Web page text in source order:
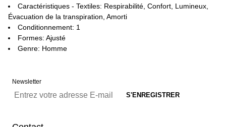
Caractéristiques - Textiles: Respirabilité, Confort, Lumineux,
Évacuation de la transpiration, Amorti
Conditionnement: 1
Formes: Ajusté
Genre: Homme
Newsletter